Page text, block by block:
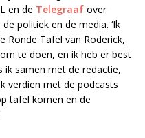
en de Telegraaf over
politiek en de media. ‘Ik
Ronde Tafel van Roderick,
te doen, en ik heb er best
ik samen met de redactie,
verdien met de podcasts
tafel komen en de